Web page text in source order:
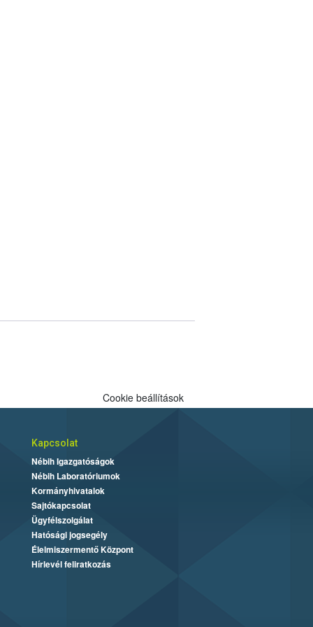
Cookie beállítások
Kapcsolat
Nébih Igazgatóságok
Nébih Laboratóriumok
Kormányhivatalok
Sajtókapcsolat
Ügyfélszolgálat
Hatósági jogsegély
Élelmiszermentő Központ
Hírlevél feliratkozás